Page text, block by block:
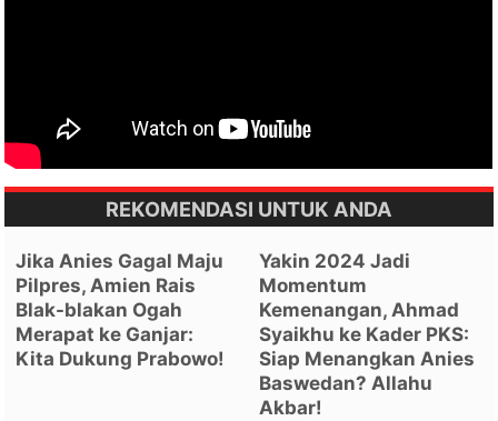
REKOMENDASI UNTUK ANDA
Jika Anies Gagal Maju
Pilpres, Amien Rais
Blak-blakan Ogah
Merapat ke Ganjar:
Kita Dukung Prabowo!
Yakin 2024 Jadi
Momentum
Kemenangan, Ahmad
Syaikhu ke Kader PKS:
Siap Menangkan Anies
Baswedan? Allahu
Akbar!